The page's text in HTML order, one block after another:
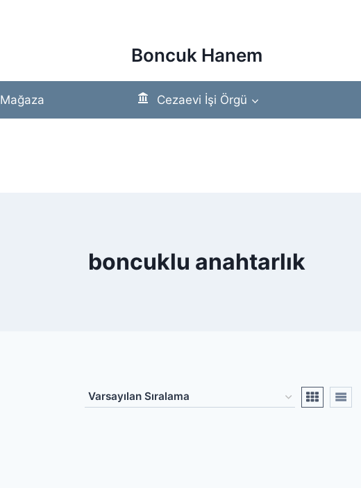
Boncuk Hanem
Mağaza Cezaevi İşi Örgü
boncuklu anahtarlık